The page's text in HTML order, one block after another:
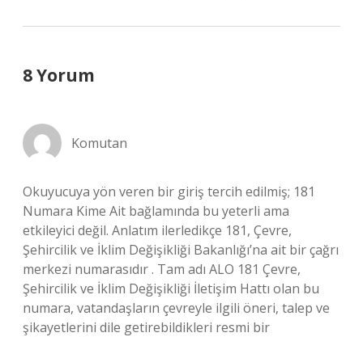
8 Yorum
Komutan
Okuyucuya yön veren bir giriş tercih edilmiş; 181
Numara Kime Ait bağlamında bu yeterli ama
etkileyici değil. Anlatım ilerledikçe 181, Çevre,
Şehircilik ve İklim Değişikliği Bakanlığı’na ait bir çağrı
merkezi numarasıdır . Tam adı ALO 181 Çevre,
Şehircilik ve İklim Değişikliği İletişim Hattı olan bu
numara, vatandaşların çevreyle ilgili öneri, talep ve
şikayetlerini dile getirebildikleri resmi bir